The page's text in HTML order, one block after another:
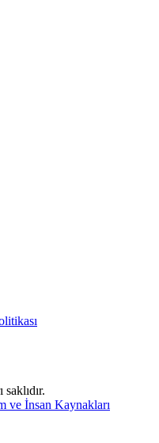
ve İnsan Kaynakları